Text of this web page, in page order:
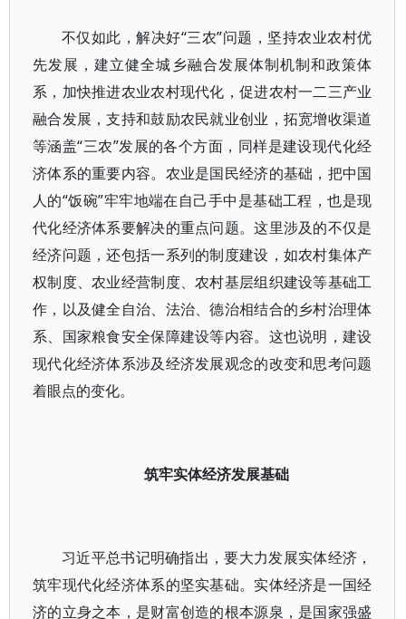
不仅如此，解决好“三农”问题，坚持农业农村优
先发展，建立健全城乡融合发展体制机制和政策体
系，加快推进农业农村现代化，促进农村一二三产业
融合发展，支持和鼓励农民就业创业，拓宽增收渠道
等涵盖“三农”发展的各个方面，同样是建设现代化经
济体系的重要内容。农业是国民经济的基础，把中国
人的“饭碗”牢牢地端在自己手中是基础工程，也是现
代化经济体系要解决的重点问题。这里涉及的不仅是
经济问题，还包括一系列的制度建设，如农村集体产
权制度、农业经营制度、农村基层组织建设等基础工
作，以及健全自治、法治、德治相结合的乡村治理体
系、国家粮食安全保障建设等内容。这也说明，建设
现代化经济体系涉及经济发展观念的改变和思考问题
着眼点的变化。
筑牢实体经济发展基础
习近平总书记明确指出，要大力发展实体经济，
筑牢现代化经济体系的坚实基础。实体经济是一国经
济的立身之本，是财富创造的根本源泉，是国家强盛